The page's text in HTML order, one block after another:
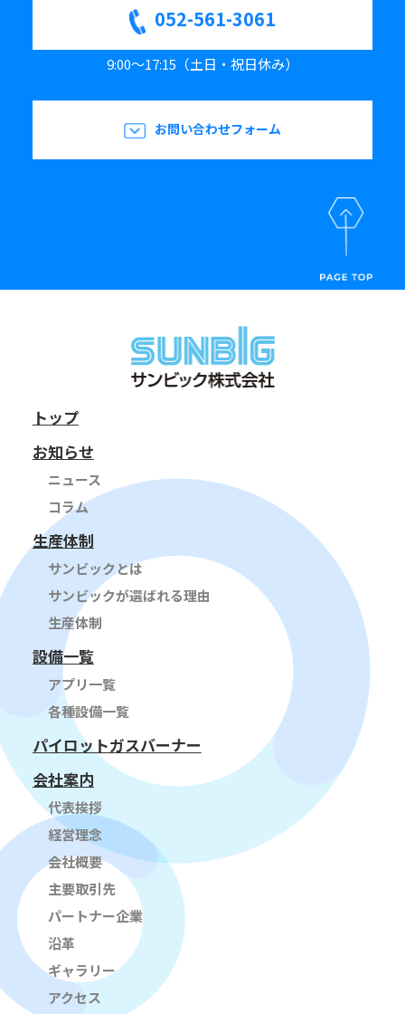
052-561-3061
9:00～17:15（土日・祝日休み）
お問い合わせフォーム
トップ
お知らせ
ニュース
コラム
生産体制
サンビックとは
サンビックが選ばれる理由
生産体制
設備一覧
アプリ一覧
各種設備一覧
パイロットガスバーナー
会社案内
代表挨拶
経営理念
会社概要
主要取引先
パートナー企業
沿革
ギャラリー
アクセス